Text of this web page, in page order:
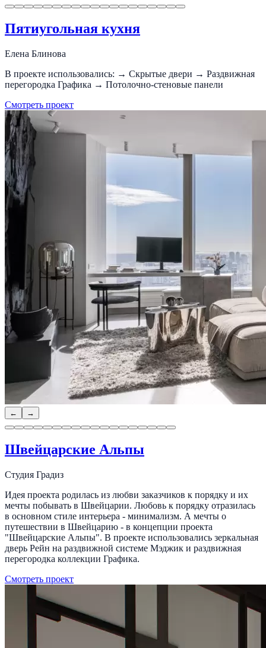
Пятиугольная кухня
Елена Блинова
В проекте использовались: → Скрытые двери → Раздвижная
перегородка Графика → Потолочно-стеновые панели
Смотреть проект
← →
Швейцарские Альпы
Студия Градиз
Идея проекта родилась из любви заказчиков к порядку и их
мечты побывать в Швейцарии. Любовь к порядку отразилась
в основном стиле интерьера - минимализм. А мечты о
путешествии в Швейцарию - в концепции проекта
"Швейцарские Альпы". В проекте использовались зеркальная
дверь Рейн на раздвижной системе Мэджик и раздвижная
перегородка коллекции Графика.
Смотреть проект